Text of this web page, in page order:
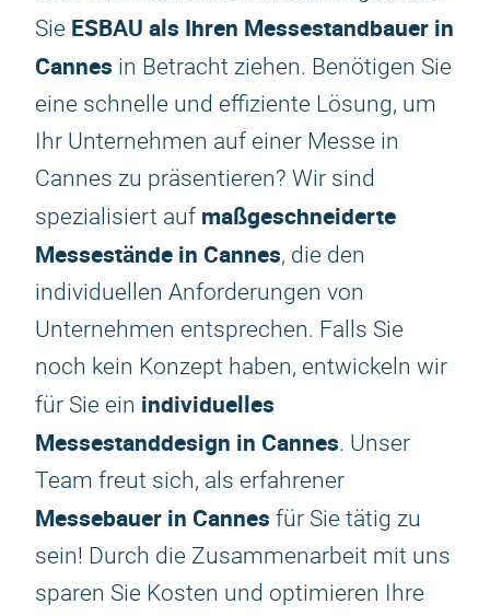
Sie ESBAU als Ihren Messestandbauer in
Cannes in Betracht ziehen. Benötigen Sie
eine schnelle und effiziente Lösung, um
Ihr Unternehmen auf einer Messe in
Cannes zu präsentieren? Wir sind
spezialisiert auf maßgeschneiderte
Messestände in Cannes, die den
individuellen Anforderungen von
Unternehmen entsprechen. Falls Sie
noch kein Konzept haben, entwickeln wir
für Sie ein individuelles
Messestanddesign in Cannes. Unser
Team freut sich, als erfahrener
Messebauer in Cannes für Sie tätig zu
sein! Durch die Zusammenarbeit mit uns
sparen Sie Kosten und optimieren Ihre